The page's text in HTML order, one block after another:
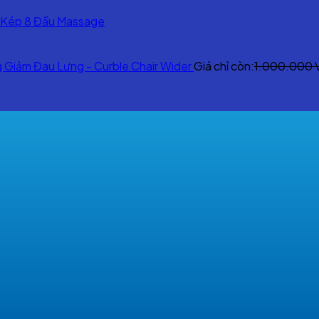
8 Đầu Massage
Đau Lưng - Curble Chair WiderGiá chỉ còn:1.000.000